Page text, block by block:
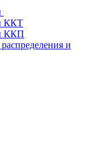
ККТ
ККП
и